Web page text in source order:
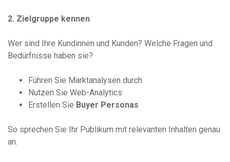
2. Zielgruppe kennen
Wer sind Ihre Kundinnen und Kunden? Welche Fragen und
Bedürfnisse haben sie?
Führen Sie Marktanalysen durch
Nutzen Sie Web-Analytics
Erstellen Sie Buyer Personas
So sprechen Sie Ihr Publikum mit relevanten Inhalten genau
an.